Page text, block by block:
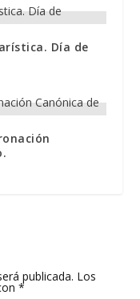
Día de
publicada. Los
*